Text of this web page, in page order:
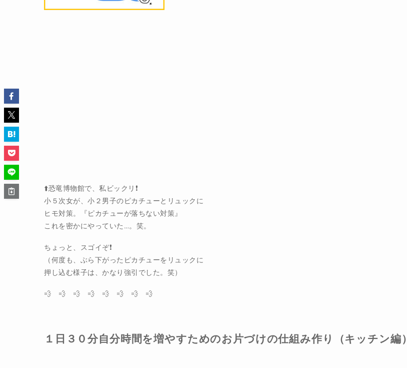
⬆️恐竜博物館で、私ビックリ❗️
小５次女が、小２男子のピカチューとリュックに
ヒモ対策。『ピカチューが落ちない対策』
これを密かにやっていた…。笑。
ちょっと、スゴイぞ❗️
（何度も、ぶら下がったピカチューをリュックに
押し込む様子は、かなり強引でした。笑）
💨 💨 💨 💨 💨 💨 💨 💨
１日３０分自分時間を増やすためのお片づけの仕組み作り（キッチン編）